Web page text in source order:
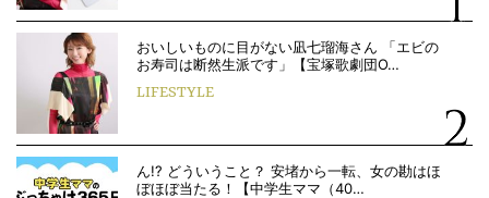
おいしいものに目がない凪七瑠海さん 「エビの
お寿司は断然生派です」【宝塚歌劇団O…
LIFESTYLE
ん!? どういうこと？ 安堵から一転、女の勘はほ
ぼほぼ当たる！【中学生ママ（40…